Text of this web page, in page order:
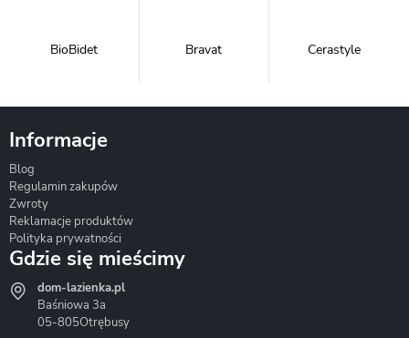
BioBidet Bravat Cerastyle
Hydrostop
Informacje
Blog
Regulamin zakupów
Zwroty
Reklamacje produktów
Polityka prywatności
Gdzie się mieścimy
dom-lazienka.pl
Baśniowa 3a
05-805Otrębusy